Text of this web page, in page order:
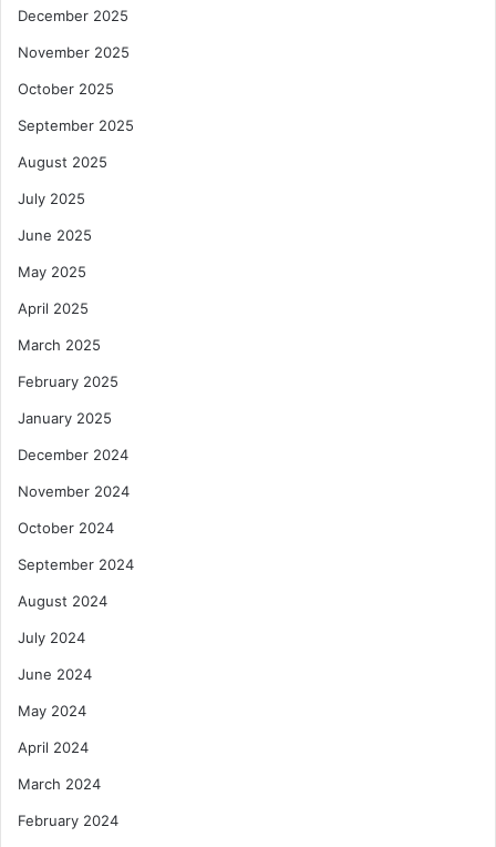
December 2025
November 2025
October 2025
September 2025
August 2025
July 2025
June 2025
May 2025
April 2025
March 2025
February 2025
January 2025
December 2024
November 2024
October 2024
September 2024
August 2024
July 2024
June 2024
May 2024
April 2024
March 2024
February 2024